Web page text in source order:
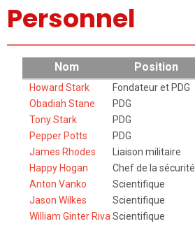
Personnel
Nom Position
Howard Stark Fondateur et PDG
Obadiah Stane
PDG
Tony Stark
PDG
Pepper Potts
PDG
James Rhodes
Liaison militaire
Happy Hogan
Chef de la sécurité
Anton Vanko
Scientifique
Jason Wilkes
Scientifique
William Ginter Riva Scientifique